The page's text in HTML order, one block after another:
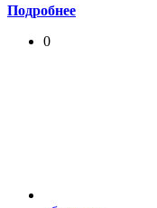
Подробнее
0